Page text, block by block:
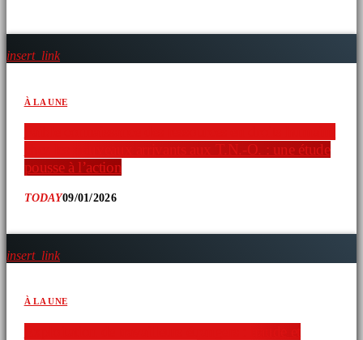
insert_link
À LA UNE
chez les nouveaux arrivants aux T.N.-O. : une étude
pousse à l’action
TODAY09/01/2026
insert_link
À LA UNE